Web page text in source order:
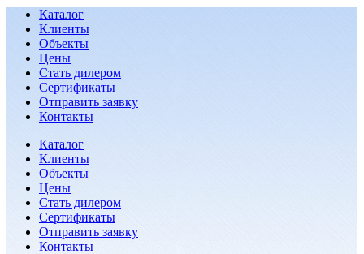
Каталог
Клиенты
Объекты
Цены
Стать дилером
Сертификаты
Отправить заявку
Контакты
Каталог
Клиенты
Объекты
Цены
Стать дилером
Сертификаты
Отправить заявку
Контакты